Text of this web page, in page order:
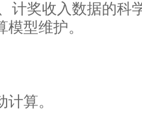
计奖收入数据的科
模型维护。
计算。